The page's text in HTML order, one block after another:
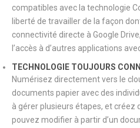
compatibles avec la technologie
liberté de travailler de la façon
connectivité directe à Google
l’accès à d’autres applications avec
TECHNOLOGIE TOUJOURS
Numérisez directement vers le
documents papier avec des
à gérer plusieurs étapes, et créez
pouvez modifier à partir d’un